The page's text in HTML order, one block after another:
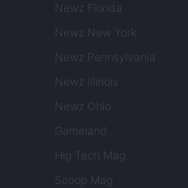
Newz Florida
Newz New York
Newz Pennsylvania
Newz Illinois
Newz Ohio
Gameland
Hig Tech Mag
Scoop Mag